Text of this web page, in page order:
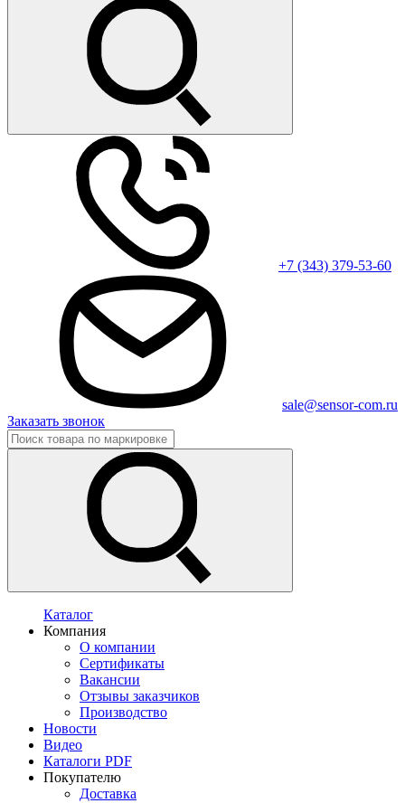
+7 (343) 379-53-60
sale@sensor-com.ru
Заказать звонок
Каталог
Компания
О компании
Сертификаты
Вакансии
Отзывы заказчиков
Производство
Новости
Видео
Каталоги PDF
Покупателю
Доставка